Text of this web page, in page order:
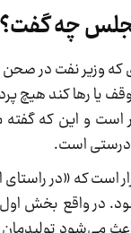
چه گفت؟
وزیر نفت در صحن
است.